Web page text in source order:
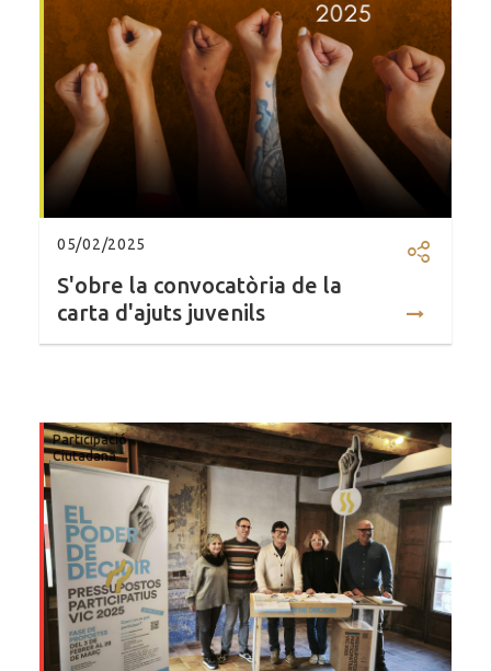
05/02/2025
S'obre la convocatòria de la
carta d'ajuts juvenils
Participació
Ciutadana